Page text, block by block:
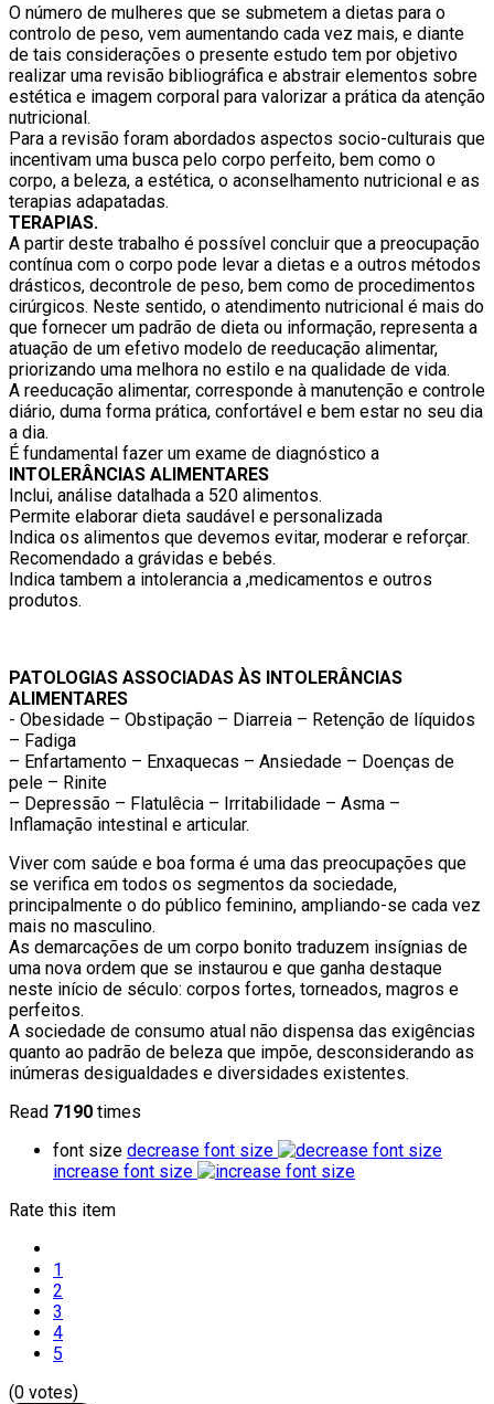
O número de mulheres que se submetem a dietas para o
controlo de peso, vem aumentando cada vez mais, e diante
de tais considerações o presente estudo tem por objetivo
realizar uma revisão bibliográfica e abstrair elementos sobre
estética e imagem corporal para valorizar a prática da atenção
nutricional.
Para a revisão foram abordados aspectos socio-culturais que
incentivam uma busca pelo corpo perfeito, bem como o
corpo, a beleza, a estética, o aconselhamento nutricional e as
terapias adapatadas.
TERAPIAS.
A partir deste trabalho é possível concluir que a preocupação
contínua com o corpo pode levar a dietas e a outros métodos
drásticos, decontrole de peso, bem como de procedimentos
cirúrgicos. Neste sentido, o atendimento nutricional é mais do
que fornecer um padrão de dieta ou informação, representa a
atuação de um efetivo modelo de reeducação alimentar,
priorizando uma melhora no estilo e na qualidade de vida.
A reeducação alimentar, corresponde à manutenção e controle
diário, duma forma prática, confortável e bem estar no seu dia
a dia.
É fundamental fazer um exame de diagnóstico a
INTOLERÂNCIAS ALIMENTARES
Inclui, análise datalhada a 520 alimentos.
Permite elaborar dieta saudável e personalizada
Indica os alimentos que devemos evitar, moderar e reforçar.
Recomendado a grávidas e bebés.
Indica tambem a intolerancia a ,medicamentos e outros
produtos.
PATOLOGIAS ASSOCIADAS ÀS INTOLERÂNCIAS
ALIMENTARES
- Obesidade – Obstipação – Diarreia – Retenção de líquidos
– Fadiga
– Enfartamento – Enxaquecas – Ansiedade – Doenças de
pele – Rinite
– Depressão – Flatulêcia – Irritabilidade – Asma –
Inflamação intestinal e articular.
Viver com saúde e boa forma é uma das preocupações que
se verifica em todos os segmentos da sociedade,
principalmente o do público feminino, ampliando-se cada vez
mais no masculino.
As demarcações de um corpo bonito traduzem insígnias de
uma nova ordem que se instaurou e que ganha destaque
neste início de século: corpos fortes, torneados, magros e
perfeitos.
A sociedade de consumo atual não dispensa das exigências
quanto ao padrão de beleza que impõe, desconsiderando as
inúmeras desigualdades e diversidades existentes.
Read 7190 times
font size decrease font size
increase font size
Rate this item
1
2
3
4
5
(0 votes)